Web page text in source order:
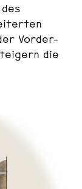
Vorder-
die